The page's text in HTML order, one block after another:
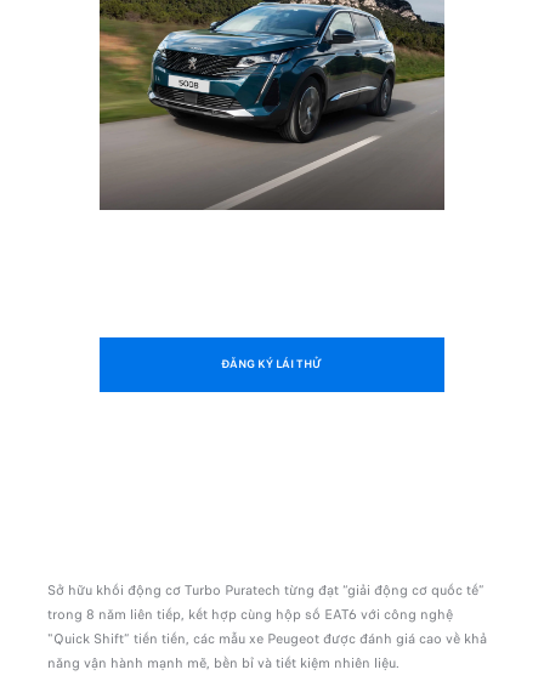
ĐĂNG KÝ LÁI THỬ
Sở hữu khối động cơ Turbo Puratech từng đạt “giải động cơ quốc tế”
trong 8 năm liên tiếp, kết hợp cùng hộp số EAT6 với công nghệ
"Quick Shift” tiến tiến, các mẫu xe Peugeot được đánh giá cao về khả
năng vận hành mạnh mẽ, bền bỉ và tiết kiệm nhiên liệu.